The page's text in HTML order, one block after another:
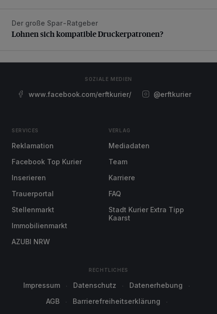
Lohnen sich kompatible Druckerpatronen?
Der große Spar-Ratgeber
Lohnen sich kompatible Druckerpatronen?
SOZIALE MEDIEN
www.facebook.com/erftkurier/ @erftkurier
SERVICES
Reklamation
Facebook Top Kurier
Inserieren
Trauerportal
Stellenmarkt
Immobilienmarkt
AZUBI NRW
VERLAG
Mediadaten
Team
Karriere
FAQ
Stadt Kurier Extra Tipp
Kaarst
RECHTLICHES
Impressum Datenschutz
Datenerhebung
AGB
Barrierefreiheitserklärung